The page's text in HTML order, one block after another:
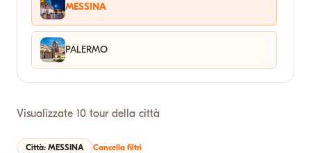
MESSINA
PALERMO
Visualizzate 10 tour della città
Città: MESSINA Cancella filtri